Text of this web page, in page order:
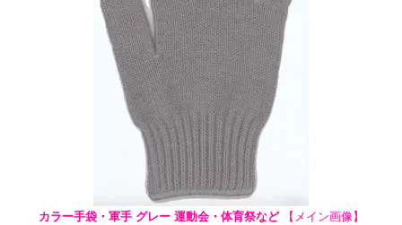
カラー手袋・軍手 グレー 運動会・体育祭など【メイン画像】